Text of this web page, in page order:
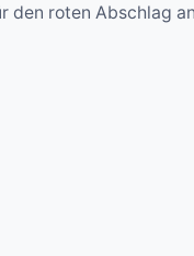
den roten Abschlag